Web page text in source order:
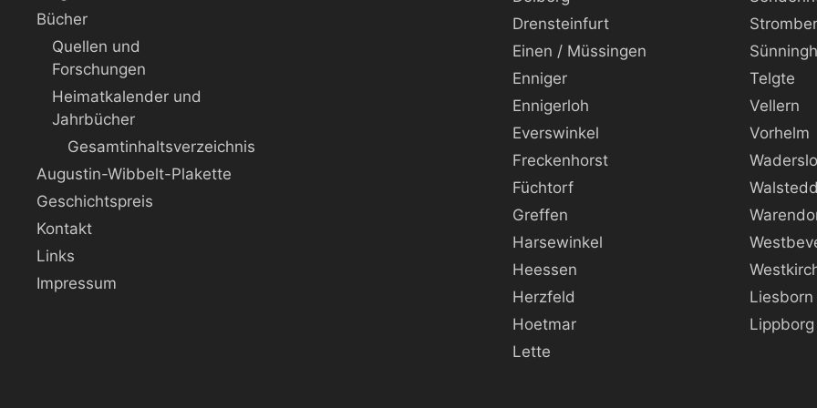
Bücher
Quellen und
Forschungen
Heimatkalender und
Jahrbücher
Gesamtinhaltsverzeichnis
Augustin-Wibbelt-Plakette
Geschichtspreis
Kontakt
Links
Impressum
Drensteinfurt
Einen / Müssingen
Enniger
Ennigerloh
Everswinkel
Freckenhorst
Füchtorf
Greffen
Harsewinkel
Heessen
Herzfeld
Hoetmar
Lette
Telgte
Vellern
Vorhelm
Liesborn
Lippborg